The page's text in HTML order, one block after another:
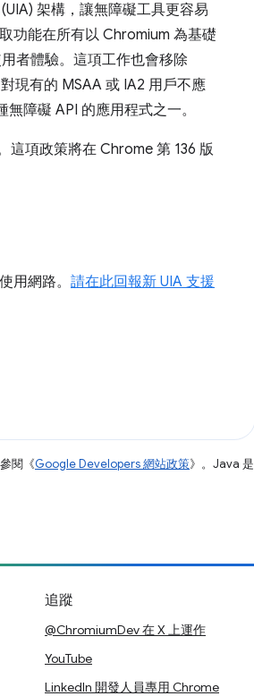
架構，讓無障礙工具更容易
功能在所有以 Chromium 為基礎
者體驗。這項工作也會移除
現有的 MSAA 或 IA2 用戶不應
障礙 API 的應用程式之一。
這項政策將在 Chrome 第 136 版
用網路。 請在此回報新 UIA 支援
閱《Google Developers 網站政策》。Java 是
追蹤
@ChromiumDev 在 X 上運作
YouTube
LinkedIn 開發人員專用 Chrome